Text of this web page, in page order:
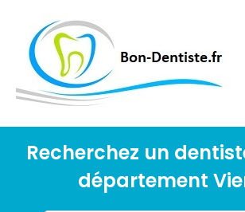
Recherchez un
département